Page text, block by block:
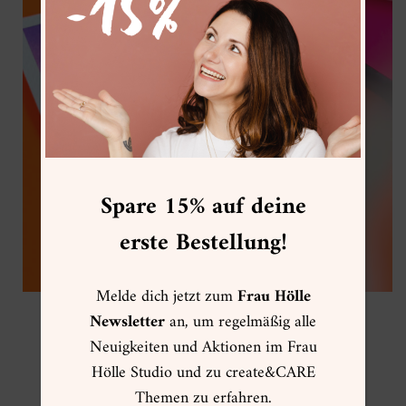
Schmincke AKADEMIE® Neon
Van Gogh Floral Pocket Box, Lila
Van Gogh Floral Aquarellpapier
Spare 15% auf deine
erste Bestellung!
Melde dich jetzt zumFrau Hölle
Newsletteran, um regelmäßig alle
Neuigkeiten und Aktionen im Frau
Hölle Studio und zu create&CARE
Themen zu erfahren.